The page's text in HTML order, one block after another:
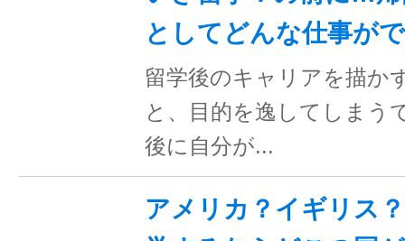
としてどんな仕事が
留学後のキャリアを描か
と、目的を逸してしまう
後に自分が...
アメリカ？イギリス